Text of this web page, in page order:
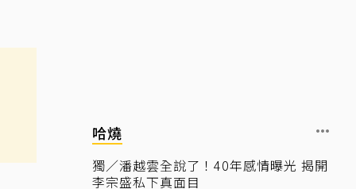
哈燒
獨／潘越雲全說了！40年感情曝光 揭開
李宗盛私下真面目